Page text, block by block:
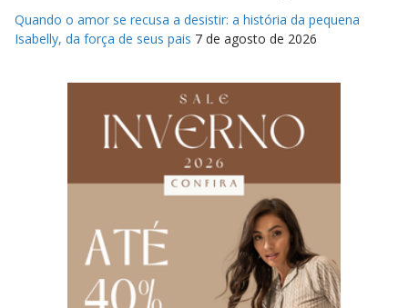
Quando o amor se recusa a desistir: a história da pequena
Isabelly, da força de seus pais 7 de agosto de 2026